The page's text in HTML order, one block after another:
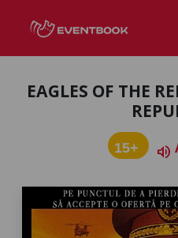
EAGLES OF THE
15+ volume_up